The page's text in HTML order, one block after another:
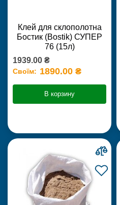
Клей для склополотна
Бостик (Bostik) СУПЕР
76 (15л)
1939.00 ₴
Своїм: 1890.00 ₴
В корзину